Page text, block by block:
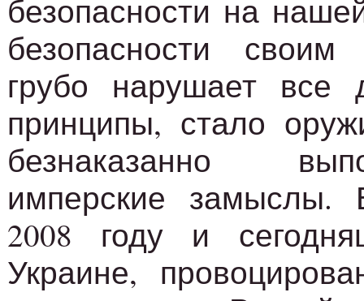
безопасности на
безопасности
грубо нарушает все
принципы, стало
безнаказанно
имперские замыслы.
2008 году и
Украине,